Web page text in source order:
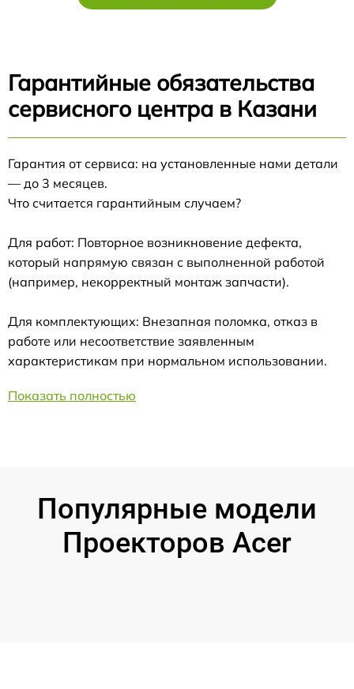
Гарантийные обязательства
сервисного центра в Казани
Гарантия от сервиса: на установленные нами детали
— до 3 месяцев.
Что считается гарантийным случаем?
Для работ: Повторное возникновение дефекта,
который напрямую связан с выполненной работой
(например, некорректный монтаж запчасти).
Для комплектующих: Внезапная поломка, отказ в
работе или несоответствие заявленным
характеристикам при нормальном использовании.
Показать полностью
Популярные модели
Проекторов Acer